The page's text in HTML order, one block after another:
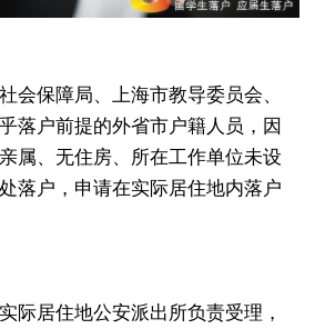
会保障局、上海市教导委员会、
落户前提的外省市户籍人员，因
属、无住房、所在工作单位未设
落户，申请在实际居住地内落户
际居住地公安派出所负责受理，